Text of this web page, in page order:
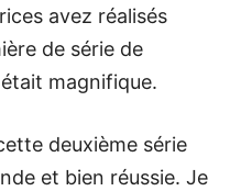
avez réalisés
de série de
magnifique.
deuxième série
et bien réussie. Je